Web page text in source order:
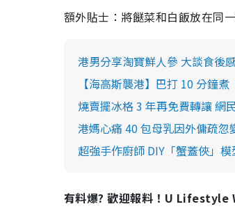
額外貼士：將餸菜和白飯放在同
港男分享淘寶鮮人參 大談食後
【海高斯襲港】巴打 10 分鐘
燒賣擺冰格 3 年再免費轉讓 網
港媽心痛 40 包母乳因外傭疏
超強手作廚師 DIY「蟹蓋俠」
有料爆? 歡迎報料！U Lifestyle